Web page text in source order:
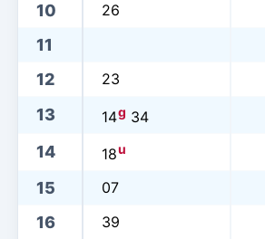
10
26
11
12
23
13 14g 34
14 18u
15 07
16 39